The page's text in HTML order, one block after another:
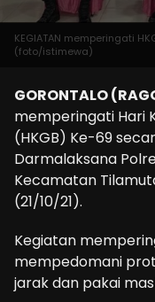
KEGIATAN memperingati
(foto/istimewa)
GORONTALO
memperingati Hari
(HKGB) Ke-69
Darmalaksana
Kecamatan
(21/10/21).
Kegiatan
mempedomani
jarak dan pakai